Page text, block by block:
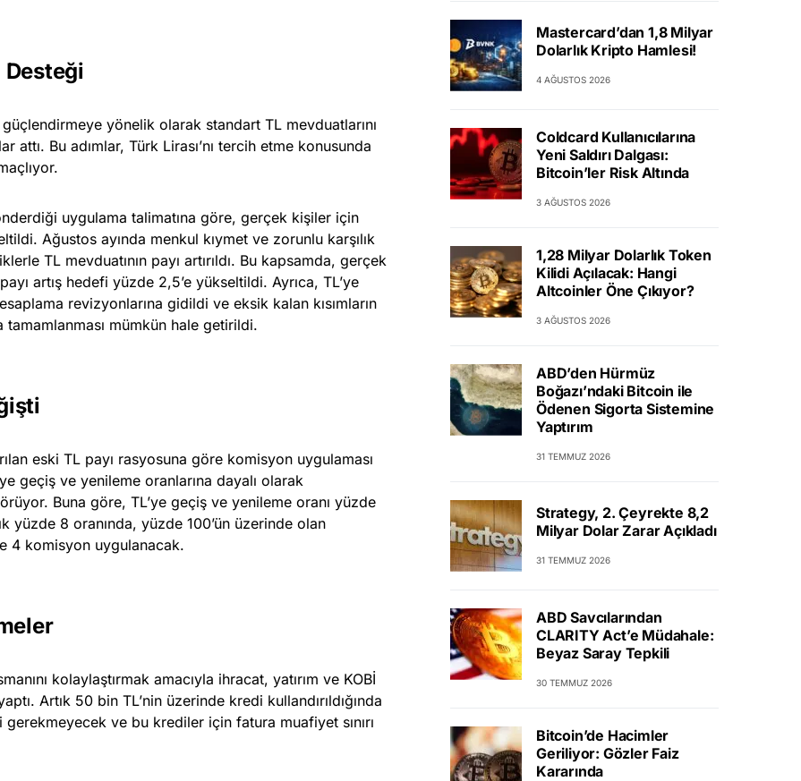
Desteği
yönelik olarak standart TL mevduatlarını
attı. Bu adımlar, Türk Lirası’nı tercih etme konusunda
uygulama talimatına göre, gerçek kişiler için
Ağustos ayında menkul kıymet ve zorunlu karşılık
TL mevduatının payı artırıldı. Bu kapsamda, gerçek
artış hedefi yüzde 2,5’e yükseltildi. Ayrıca, TL’ye
revizyonlarına gidildi ve eksik kalan kısımların
mümkün hale getirildi.
eski TL payı rasyosuna göre komisyon uygulaması
geçiş ve yenileme oranlarına dayalı olarak
Buna göre, TL’ye geçiş ve yenileme oranı yüzde
yüzde 8 oranında, yüzde 100’ün üzerinde olan
4 komisyon uygulanacak.
kolaylaştırmak amacıyla ihracat, yatırım ve KOBİ
Artık 50 bin TL’nin üzerinde kredi kullandırıldığında
gerekmeyecek ve bu krediler için fatura muafiyet sınırı
Mastercard’dan 1,8 Milyar
Dolarlık Kripto Hamlesi!
4 AĞUSTOS 2026
Coldcard Kullanıcılarına
Yeni Saldırı Dalgası:
Bitcoin’ler Risk Altında
3 AĞUSTOS 2026
1,28 Milyar Dolarlık Token
Kilidi Açılacak: Hangi
Altcoinler Öne Çıkıyor?
3 AĞUSTOS 2026
ABD’den Hürmüz
Boğazı’ndaki Bitcoin ile
Ödenen Sigorta Sistemine
Yaptırım
31 TEMMUZ 2026
Strategy, 2. Çeyrekte 8,2
Milyar Dolar Zarar Açıkladı
31 TEMMUZ 2026
ABD Savcılarından
CLARITY Act’e Müdahale:
Beyaz Saray Tepkili
30 TEMMUZ 2026
Bitcoin’de Hacimler
Geriliyor: Gözler Faiz
Kararında